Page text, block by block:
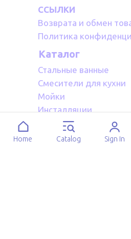
Home Catalog Sign In
ССЫЛКИ
Возврата и обмен
Политика
Каталог
Стальные ванные
Смесители для кухни
Мойки
Инсталляции
Акриловые ванные
Полотенцесушители